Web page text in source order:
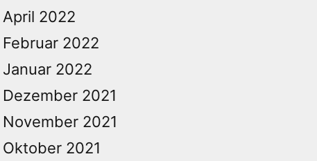
April 2022
Februar 2022
Januar 2022
Dezember 2021
November 2021
Oktober 2021